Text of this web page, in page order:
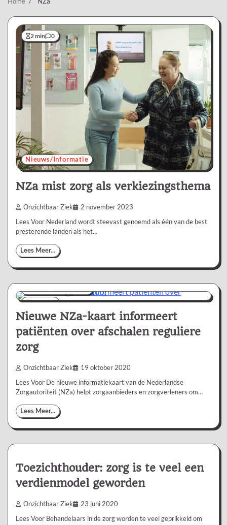
2 min 0
Nieuws/Informatie
NZa mist zorg als verkiezingsthema
Onzichtbaar Ziek 2 november 2023
Lees Voor Nederland wordt steevast genoemd als één van de best
presterende landen als het…
Lees Meer...
1 min 0
Nieuws/Informatie
Nieuwe NZa-kaart informeert
patiënten over afschalen reguliere
zorg
Onzichtbaar Ziek 19 oktober 2020
Lees Voor De nieuwe informatiekaart van de Nederlandse
Zorgautoriteit (NZa) helpt zorgaanbieders en zorgverleners om…
Lees Meer...
Toezichthouder: zorg is te veel een
verdienmodel geworden
Onzichtbaar Ziek 23 juni 2020
Lees Voor Behandelaars in de zorg worden te veel geprikkeld om